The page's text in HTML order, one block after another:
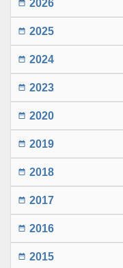
date_range 2026
date_range 2025
date_range 2024
date_range 2023
date_range 2020
date_range 2019
date_range 2018
date_range 2017
date_range 2016
date_range 2015